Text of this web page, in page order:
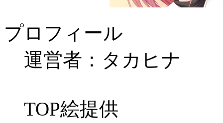
プロフィール
運営者：タカヒナ
TOP絵提供